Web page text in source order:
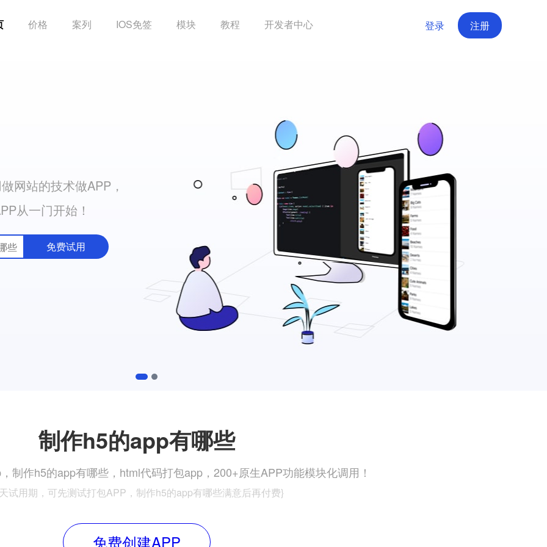
价格 案列 IOS免签 模块 教程 开发者中心 登录 注册
网站的技术做APP，
从一门开始！
免费试用
1 2
制作h5的app有哪些
制作h5的app有哪些，html代码打包app，200+原生APP功能模块化调用！
试用期，可先测试打包APP，制作h5的app有哪些满意后再付费}
免费创建APP